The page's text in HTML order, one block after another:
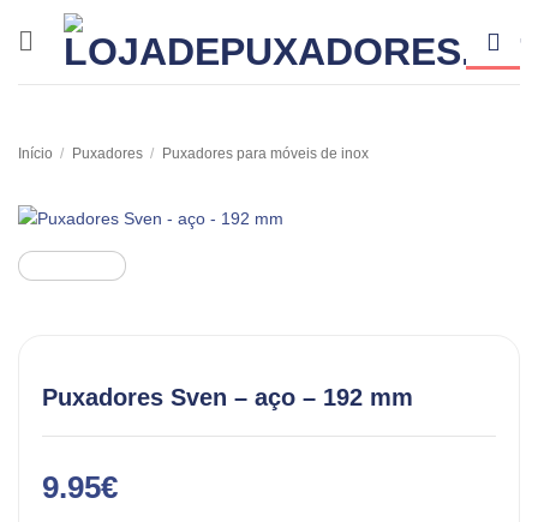
Início / Puxadores / Puxadores para móveis de inox
Puxadores Sven – aço – 192 mm
9.95€